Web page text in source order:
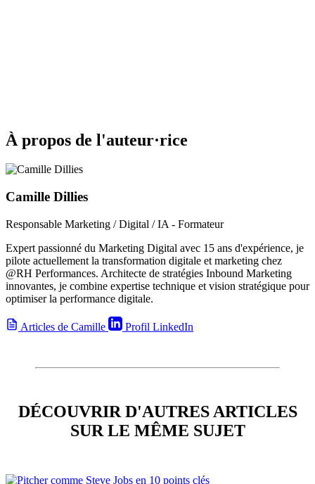
À propos de l'auteur·rice
Camille Dillies
Responsable Marketing / Digital / IA - Formateur
Expert passionné du Marketing Digital avec 15 ans d'expérience, je
pilote actuellement la transformation digitale et marketing chez
@RH Performances. Architecte de stratégies Inbound Marketing
innovantes, je combine expertise technique et vision stratégique pour
optimiser la performance digitale.
Articles de Camille Profil LinkedIn
DÉCOUVRIR D'AUTRES ARTICLES
SUR LE MÊME SUJET